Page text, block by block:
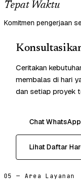
Tepat Waktu
Komitmen pengerjaan
Ceritakan
membalas di hari
dan setiap proyek
Chat
Lihat Daftar
05 — Area Layanan